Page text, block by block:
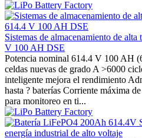
Sistemas de almacenamiento de
V 100 AH DSE
Potencia nominal 614.4 V 100 AH
celdas nuevas de grado A >6000
inteligente mejora el rendimiento
hasta ? baterías Corriente máxima
para monitoreo en ti...